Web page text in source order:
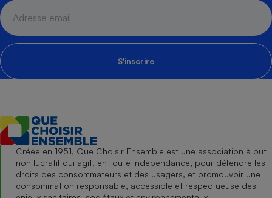
S'inscrire
Créée en 1951, Que Choisir Ensemble est une association à but
non lucratif qui agit, en toute indépendance, pour défendre les
droits des consommateurs et des usagers, et promouvoir une
consommation responsable, accessible et respectueuse des